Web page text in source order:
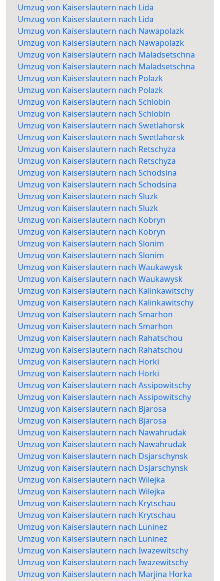
Umzug von Kaiserslautern nach Lida
Umzug von Kaiserslautern nach Lida
Umzug von Kaiserslautern nach Nawapolazk
Umzug von Kaiserslautern nach Nawapolazk
Umzug von Kaiserslautern nach Maladsetschna
Umzug von Kaiserslautern nach Maladsetschna
Umzug von Kaiserslautern nach Polazk
Umzug von Kaiserslautern nach Polazk
Umzug von Kaiserslautern nach Schlobin
Umzug von Kaiserslautern nach Schlobin
Umzug von Kaiserslautern nach Swetlahorsk
Umzug von Kaiserslautern nach Swetlahorsk
Umzug von Kaiserslautern nach Retschyza
Umzug von Kaiserslautern nach Retschyza
Umzug von Kaiserslautern nach Schodsina
Umzug von Kaiserslautern nach Schodsina
Umzug von Kaiserslautern nach Sluzk
Umzug von Kaiserslautern nach Sluzk
Umzug von Kaiserslautern nach Kobryn
Umzug von Kaiserslautern nach Kobryn
Umzug von Kaiserslautern nach Slonim
Umzug von Kaiserslautern nach Slonim
Umzug von Kaiserslautern nach Waukawysk
Umzug von Kaiserslautern nach Waukawysk
Umzug von Kaiserslautern nach Kalinkawitschy
Umzug von Kaiserslautern nach Kalinkawitschy
Umzug von Kaiserslautern nach Smarhon
Umzug von Kaiserslautern nach Smarhon
Umzug von Kaiserslautern nach Rahatschou
Umzug von Kaiserslautern nach Rahatschou
Umzug von Kaiserslautern nach Horki
Umzug von Kaiserslautern nach Horki
Umzug von Kaiserslautern nach Assipowitschy
Umzug von Kaiserslautern nach Assipowitschy
Umzug von Kaiserslautern nach Bjarosa
Umzug von Kaiserslautern nach Bjarosa
Umzug von Kaiserslautern nach Nawahrudak
Umzug von Kaiserslautern nach Nawahrudak
Umzug von Kaiserslautern nach Dsjarschynsk
Umzug von Kaiserslautern nach Dsjarschynsk
Umzug von Kaiserslautern nach Wilejka
Umzug von Kaiserslautern nach Wilejka
Umzug von Kaiserslautern nach Krytschau
Umzug von Kaiserslautern nach Krytschau
Umzug von Kaiserslautern nach Luninez
Umzug von Kaiserslautern nach Luninez
Umzug von Kaiserslautern nach Iwazewitschy
Umzug von Kaiserslautern nach Iwazewitschy
Umzug von Kaiserslautern nach Marjina Horka